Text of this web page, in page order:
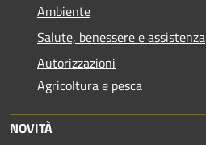
Ambiente
Salute, benessere e assistenza
Autorizzazioni
Agricoltura e pesca
NOVITÀ